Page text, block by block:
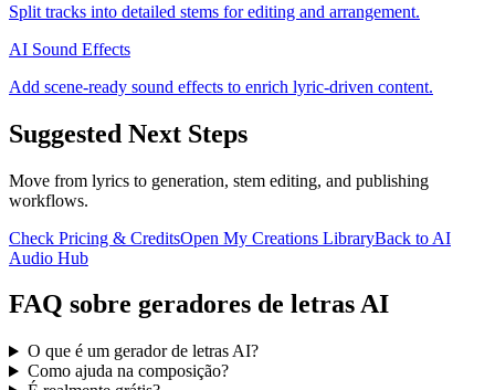
Split tracks into detailed stems for editing and arrangement.
AI Sound Effects
Add scene-ready sound effects to enrich lyric-driven content.
Suggested Next Steps
Move from lyrics to generation, stem editing, and publishing
workflows.
Check Pricing & CreditsOpen My Creations LibraryBack to AI
Audio Hub
FAQ sobre geradores de letras AI
O que é um gerador de letras AI?
Como ajuda na composição?